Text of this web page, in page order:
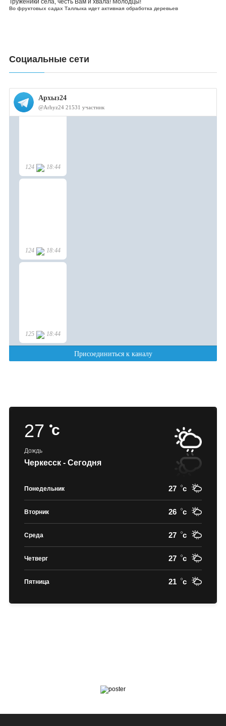
Труженики села, честь Вам и хвала! Молодцы!
Во фруктовых садах Таллыка идет активная обработка деревьев
Социальные сети
27 c
Дождь
Черкесск - Сегодня
Понедельник 27 c
Вторник 26 c
Среда 27 c
Четверг 27 c
Пятница 21 c